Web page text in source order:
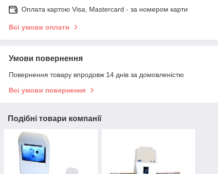
Оплата картою Visa, Mastercard - за номером карти
Всі умови оплати
Умови повернення
Повернення товару впродовж 14 днів за домовленістю
Всі умови повернення
Подібні товари компанії